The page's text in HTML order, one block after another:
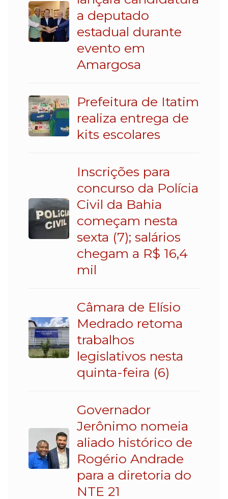
a deputado
estadual durante
evento em
Amargosa
Prefeitura de Itatim
realiza entrega de
kits escolares
Inscrições para
concurso da Polícia
Civil da Bahia
começam nesta
sexta (7); salários
chegam a R$ 16,4
mil
Câmara de Elísio
Medrado retoma
trabalhos
legislativos nesta
quinta-feira (6)
Governador
Jerônimo nomeia
aliado histórico de
Rogério Andrade
para a diretoria do
NTE 21